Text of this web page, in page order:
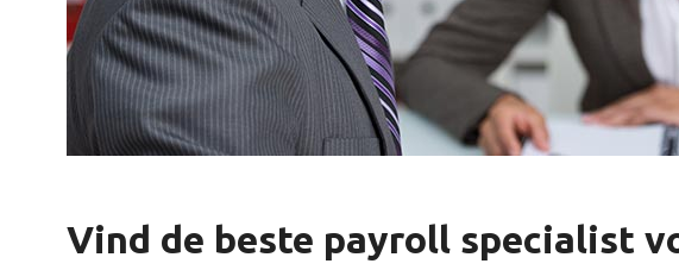
Vind de beste payroll specialist